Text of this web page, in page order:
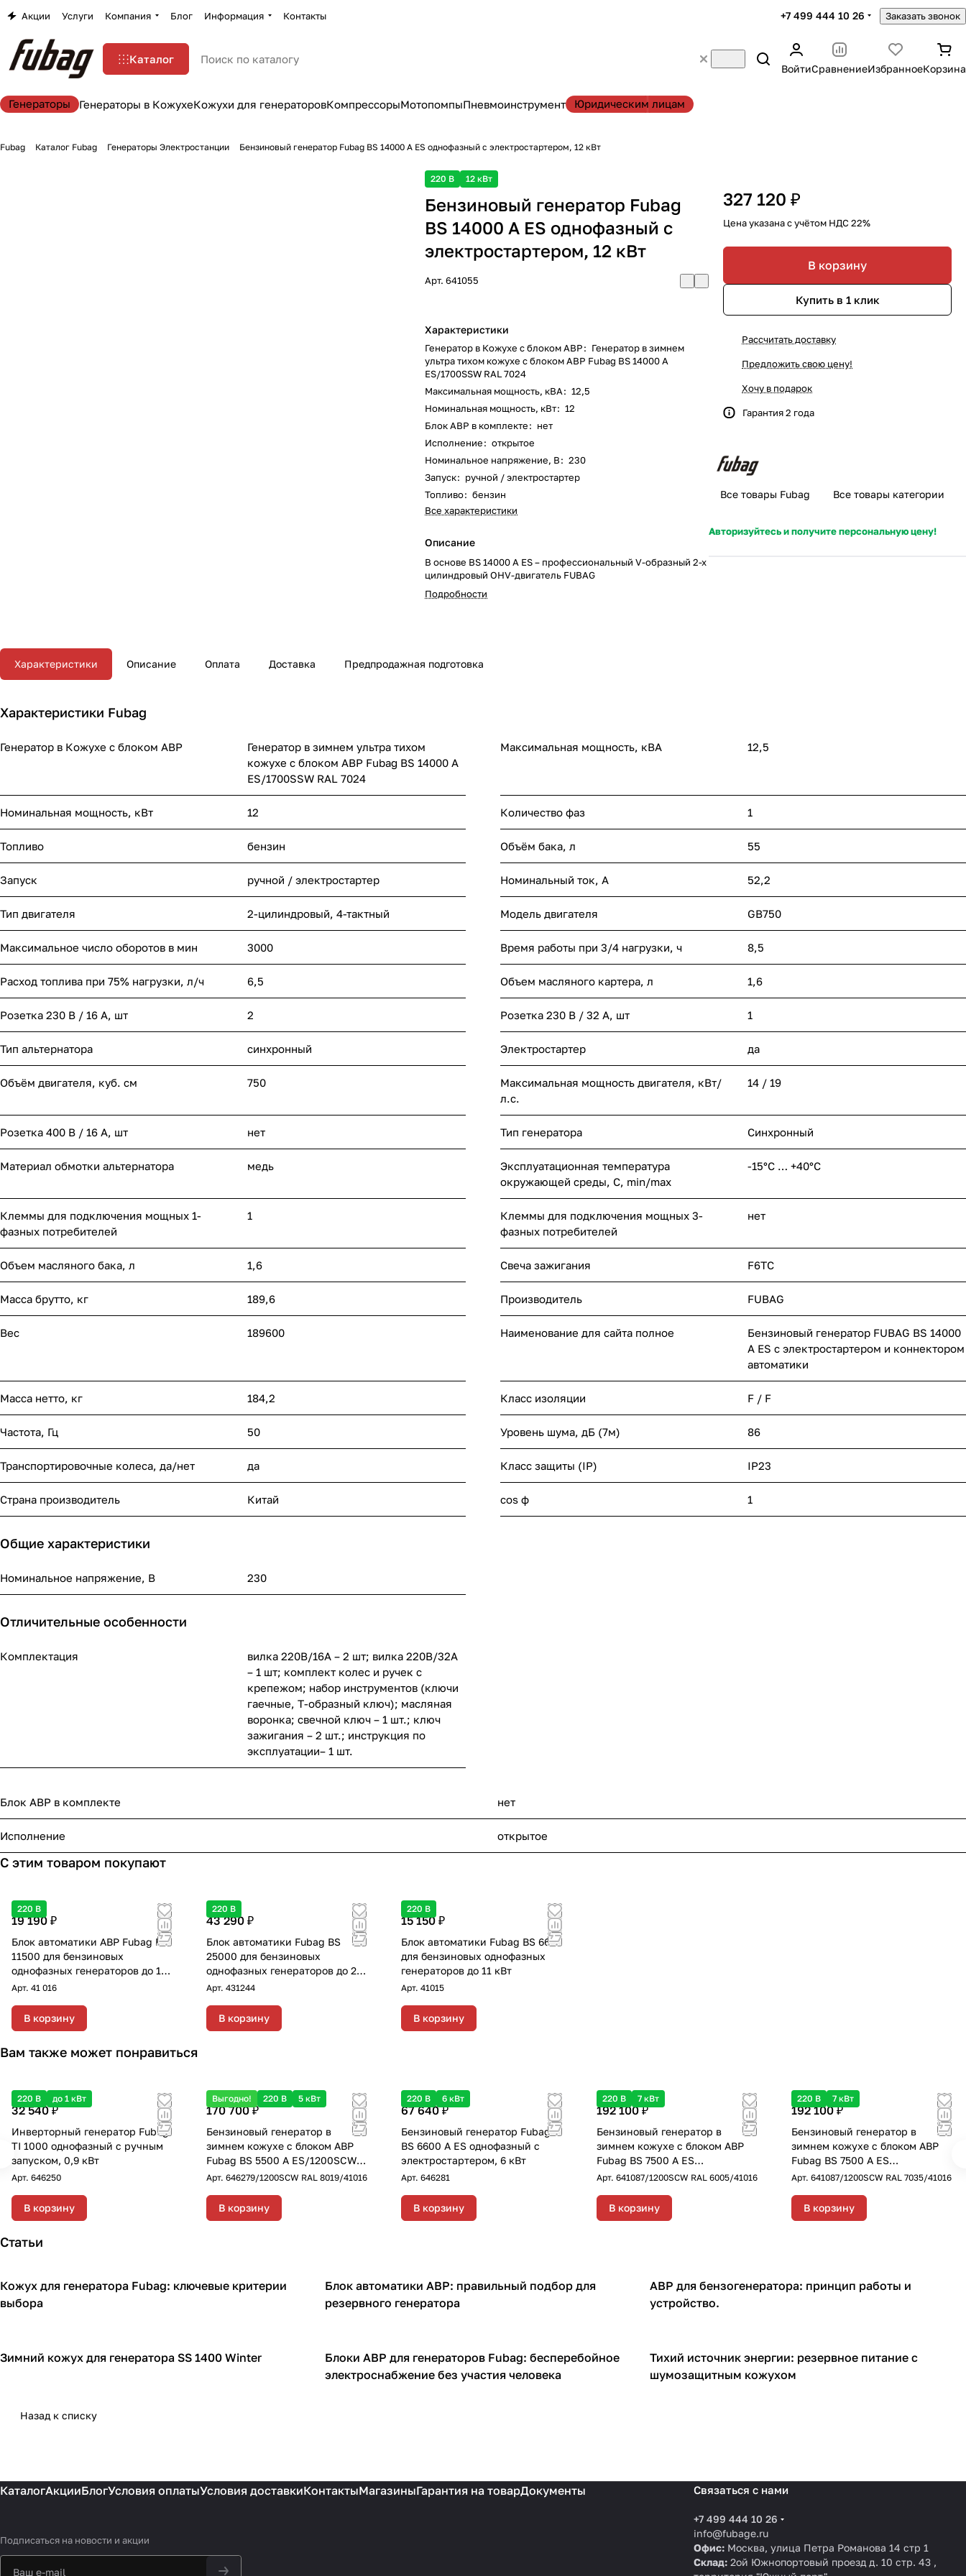
Акции Услуги Компания Блог Информация Контакты +7 499 444 10 26 Заказать звонок
Каталог
ВойтиСравнениеИзбранноеКорзина
Генераторы Генераторы в КожухеКожухи для генераторовКомпрессорыМотопомпыПневмоинструмент Юридическим лицам
Fubag Каталог Fubag Генераторы Электростанции Бензиновый генератор Fubag BS 14000 A ES однофазный с электростартером, 12 кВт
220 В 12 кВт
Бензиновый генератор Fubag
BS 14000 A ES однофазный с
электростартером, 12 кВт
Арт.641055
Характеристики
Генератор в Кожухе с блоком АВР: Генератор в зимнем
ультра тихом кожухе с блоком АВР Fubag BS 14000 A
ES/1700SSW RAL 7024
Максимальная мощность, кВА: 12,5
Номинальная мощность, кВт: 12
Блок АВР в комплекте: нет
Исполнение: открытое
Номинальное напряжение, В: 230
Запуск: ручной / электростартер
Топливо: бензин
Все характеристики
Описание
В основе BS 14000 A ES – профессиональный V-образный 2-х
цилиндровый OHV-двигатель FUBAG
Подробности
327 120 ₽
Цена указана с учётом НДС 22%
В корзину
Купить в 1 клик
Рассчитать доставку
Предложить свою цену!
Хочу в подарок
Гарантия 2 года
Все товары Fubag Все товары категории
Авторизуйтесь и получите персональную цену!
Характеристики Описание Оплата Доставка Предпродажная подготовка
Характеристики Fubag
Генератор в Кожухе с блоком АВР
Генератор в зимнем ультра тихом
кожухе с блоком АВР Fubag BS 14000 A
ES/1700SSW RAL 7024
Максимальная мощность, кВА 12,5
Номинальная мощность, кВт 12 Количество фаз 1
Топливо бензин Объём бака, л 55
Запуск ручной / электростартер Номинальный ток, A 52,2
Тип двигателя 2-цилиндровый, 4-тактный Модель двигателя GB750
Максимальное число оборотов в мин 3000 Время работы при 3/4 нагрузки, ч 8,5
Расход топлива при 75% нагрузки, л/ч 6,5 Объем масляного картера, л 1,6
Розетка 230 В / 16 А, шт 2 Розетка 230 В / 32 А, шт 1
Тип альтернатора синхронный Электростартер да
Объём двигателя, куб. см 750
Максимальная мощность двигателя, кВт/
л.с.
14 / 19
Розетка 400 В / 16 А, шт нет Тип генератора Синхронный
Материал обмотки альтернатора медь
Эксплуатационная температура
окружающей среды, С, min/max
-15°С … +40°С
Клеммы для подключения мощных 1-
фазных потребителей
1
Клеммы для подключения мощных 3-
фазных потребителей
нет
Объем масляного бака, л 1,6 Свеча зажигания F6TC
Масса брутто, кг 189,6 Производитель FUBAG
Вес 189600 Наименование для сайта полное
Бензиновый генератор FUBAG BS 14000
A ES с электростартером и коннектором
автоматики
Масса нетто, кг 184,2 Класс изоляции F / F
Частота, Гц 50 Уровень шума, дБ (7м) 86
Транспортировочные колеса, да/нет да Класс защиты (IP) IP23
Страна производитель Китай cos ф 1
Общие характеристики
Номинальное напряжение, В 230
Отличительные особенности
Комплектация
вилка 220В/16А – 2 шт; вилка 220В/32А
– 1 шт; комплект колес и ручек с
крепежом; набор инструментов (ключи
гаечные, Т-образный ключ); масляная
воронка; свечной ключ – 1 шт.; ключ
зажигания – 2 шт.; инструкция по
эксплуатации– 1 шт.
Блок АВР в комплекте нет
Исполнение открытое
С этим товаром покупают
220 В
19 190 ₽
Блок автоматики АВР Fubag BS
11500 для бензиновых
однофазных генераторов до 11
кВт с переключением "зима-
Арт. 41 016
В корзину
220 В
43 290 ₽
Блок автоматики Fubag BS
25000 для бензиновых
однофазных генераторов до 22
кВт с переключением "зима-
Арт.431244
В корзину
220 В
15 150 ₽
Блок автоматики Fubag BS 6600
для бензиновых однофазных
генераторов до 11 кВт
Арт.41015
В корзину
Вам также может понравиться
220 В до 1 кВт
32 540 ₽
Инверторный генератор Fubag
TI 1000 однофазный с ручным
запуском, 0,9 кВт
Арт. 646250
В корзину
Выгодно! 220 В 5 кВт
170 700 ₽
Бензиновый генератор в
зимнем кожухе с блоком АВР
Fubag BS 5500 A ES/1200SCW
RAL 8019 однофазный с
Арт.646279/1200SCW RAL 8019/41016
В корзину
220 В 6 кВт
67 640 ₽
Бензиновый генератор Fubag
BS 6600 A ES однофазный с
электростартером, 6 кВт
Арт.646281
В корзину
220 В 7 кВт
192 100 ₽
Бензиновый генератор в
зимнем кожухе с блоком АВР
Fubag BS 7500 A ES
DUPLEX/1200SCW RAL 6005
электростартером, 7 кВт
Арт. 641087/1200SCW RAL 6005/41016
В корзину
220 В 7 кВт
192 100 ₽
Бензиновый генератор в
зимнем кожухе с блоком АВР
Fubag BS 7500 A ES
DUPLEX/1200SCW RAL 7035
электростартером, 7 кВт
Арт. 641087/1200SCW RAL 7035/41016
В корзину
Статьи
Кожухи для генераторов
Кожух для генератора Fubag: ключевые критерии
выбора
Генераторы
Блок автоматики АВР: правильный подбор для
резервного генератора
Генераторы
АВР для бензогенератора: принцип работы и
устройство.
Кожухи для генераторов
Зимний кожух для генератора SS 1400 Winter Генераторы
Блоки АВР для генераторов Fubag: бесперебойное
электроснабжение без участия человека
Кожухи для генераторов
Тихий источник энергии: резервное питание с
шумозащитным кожухом
Назад к списку
КаталогАкцииБлогУсловия оплатыУсловия доставкиКонтактыМагазиныГарантия на товарДокументы
Подписаться на новости и акции
Связаться с нами
+7 499 444 10 26
info@fubage.ru
Офис:Москва, улица Петра Романова 14 стр 1
Склад:2ой Южнопортовый проезд д. 10 стр. 43 ,